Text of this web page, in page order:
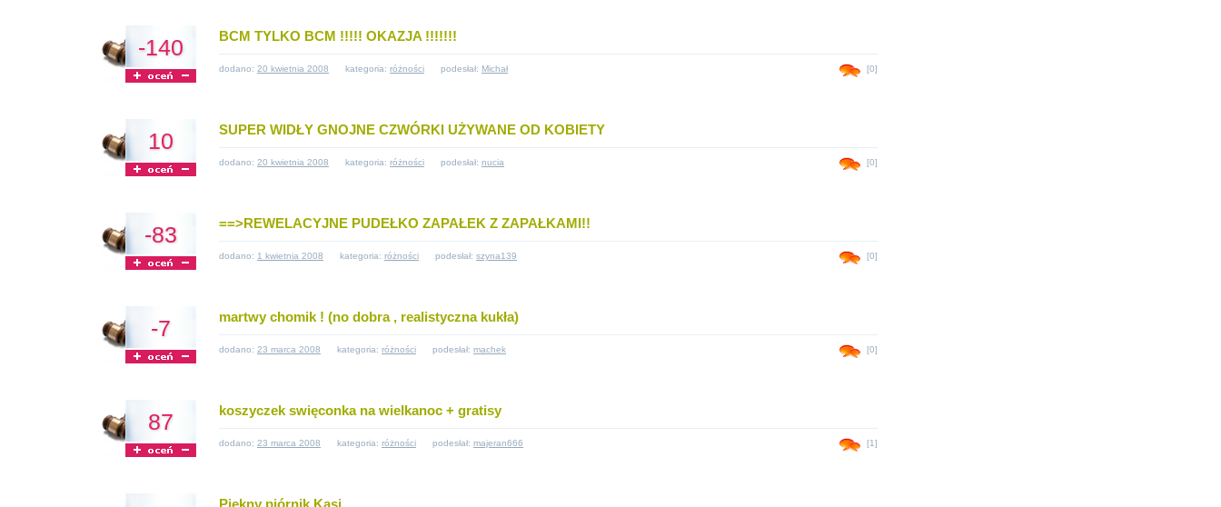
-140 BCM TYLKO BCM !!!!! OKAZJA !!!!!!!
dodano: 20 kwietnia 2008 kategoria: różności podesłał: Michał [0]
10 SUPER WIDŁY GNOJNE CZWÓRKI UŻYWANE OD KOBIETY
dodano: 20 kwietnia 2008 kategoria: różności podesłał: nucia [0]
-83 ==>REWELACYJNE PUDEŁKO ZAPAŁEK Z ZAPAŁKAMI!!
dodano: 1 kwietnia 2008 kategoria: różności podesłał: szyna139 [0]
-7 martwy chomik ! (no dobra , realistyczna kukła)
dodano: 23 marca 2008 kategoria: różności podesłał: machek [0]
87 koszyczek swięconka na wielkanoc + gratisy
dodano: 23 marca 2008 kategoria: różności podesłał: majeran666 [1]
Piękny piórnik Kasi